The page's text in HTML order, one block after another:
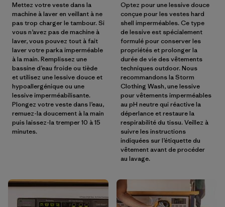
Mettez votre veste dans la
machine à laver en veillant à ne
pas trop charger le tambour. Si
vous n’avez pas de machine à
laver, vous pouvez tout à fait
laver votre parka imperméable
à la main. Remplissez une
bassine d’eau froide ou tiède
et utilisez une lessive douce et
hypoallergénique ou une
lessive imperméabilisante.
Plongez votre veste dans l’eau,
remuez-la doucement à la main
puis laissez-la tremper 10 à 15
minutes.
Optez pour une lessive douce
conçue pour les vestes hard
shell imperméables. Ce type
de lessive est spécialement
formulé pour conserver les
propriétés et prolonger la
durée de vie des vêtements
techniques outdoor. Nous
recommandons la Storm
Clothing Wash, une lessive
pour vêtements imperméables
au pH neutre qui réactive la
déperlance et restaure la
respirabilité du tissu. Veillez à
suivre les instructions
indiquées sur l’étiquette du
vêtement avant de procéder
au lavage.